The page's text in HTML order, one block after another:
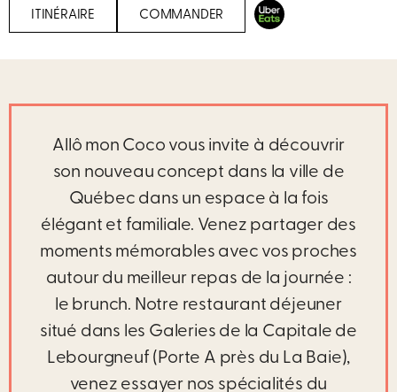
ITINÉRAIRE COMMANDER
Allô mon Coco vous invite à découvrir
son nouveau concept dans la ville de
Québec dans un espace à la fois
élégant et familiale. Venez partager des
moments mémorables avec vos proches
autour du meilleur repas de la journée :
le brunch. Notre restaurant déjeuner
situé dans les Galeries de la Capitale de
Lebourgneuf (Porte A près du La Baie),
venez essayer nos spécialités du